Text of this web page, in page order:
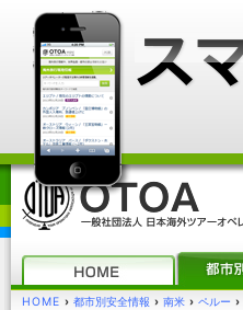
HOME › 都市別安全情報 › 南米 › ペルー ›